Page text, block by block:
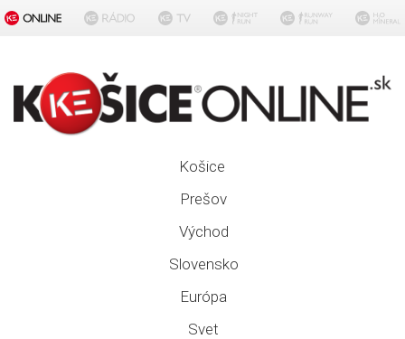
Košice
Prešov
Východ
Slovensko
Európa
Svet